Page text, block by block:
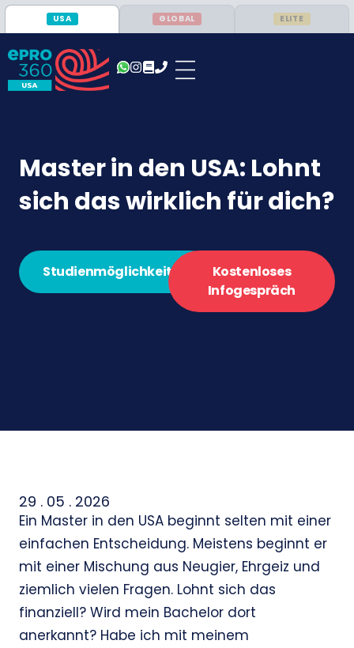
USA GLOBAL ELITE
Master in den USA: Lohnt
sich das wirklich für dich?
Studienmöglichkeiten
Kostenloses
Infogespräch
29 . 05 . 2026
Ein Master in den USA beginnt selten mit einer
einfachen Entscheidung. Meistens beginnt er
mit einer Mischung aus Neugier, Ehrgeiz und
ziemlich vielen Fragen. Lohnt sich das
finanziell? Wird mein Bachelor dort
anerkannt? Habe ich mit meinem